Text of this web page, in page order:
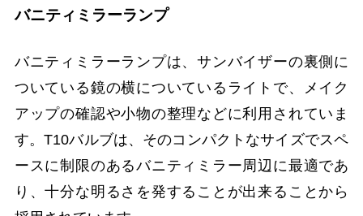
バニティミラーランプ
バニティミラーランプは、サンバイザーの裏側に
ついている鏡の横についているライトで、メイク
アップの確認や小物の整理などに利用されていま
す。T10バルブは、そのコンパクトなサイズでスペ
ースに制限のあるバニティミラー周辺に最適であ
り、十分な明るさを発することが出来ることから